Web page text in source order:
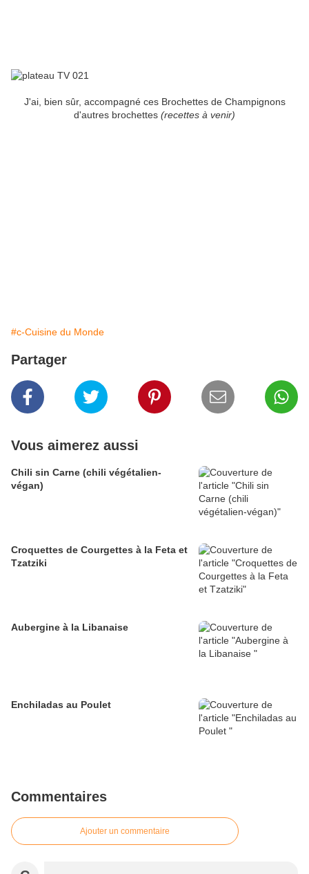
J'ai, bien sûr, accompagné ces Brochettes de Champignons
d'autres brochettes (recettes à venir)
#c-Cuisine du Monde
Partager
Vous aimerez aussi
Chili sin Carne (chili végétalien-
végan)
Croquettes de Courgettes à la Feta et
Tzatziki
Aubergine à la Libanaise
Enchiladas au Poulet
Commentaires
Ajouter un commentaire